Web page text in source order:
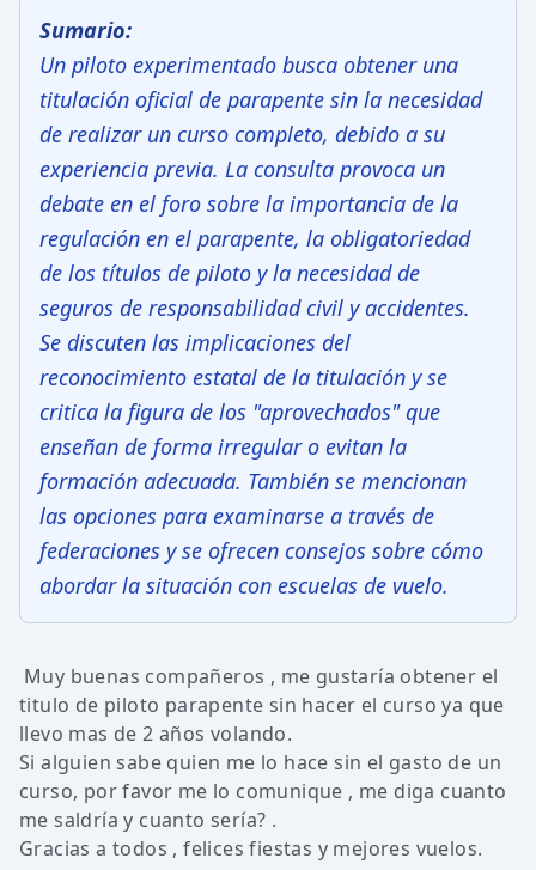
Sumario:
Un piloto experimentado busca obtener una
titulación oficial de parapente sin la necesidad
de realizar un curso completo, debido a su
experiencia previa. La consulta provoca un
debate en el foro sobre la importancia de la
regulación en el parapente, la obligatoriedad
de los títulos de piloto y la necesidad de
seguros de responsabilidad civil y accidentes.
Se discuten las implicaciones del
reconocimiento estatal de la titulación y se
critica la figura de los "aprovechados" que
enseñan de forma irregular o evitan la
formación adecuada. También se mencionan
las opciones para examinarse a través de
federaciones y se ofrecen consejos sobre cómo
abordar la situación con escuelas de vuelo.
Muy buenas compañeros , me gustaría obtener el
titulo de piloto parapente sin hacer el curso ya que
llevo mas de 2 años volando.
Si alguien sabe quien me lo hace sin el gasto de un
curso, por favor me lo comunique , me diga cuanto
me saldría y cuanto sería? .
Gracias a todos , felices fiestas y mejores vuelos.